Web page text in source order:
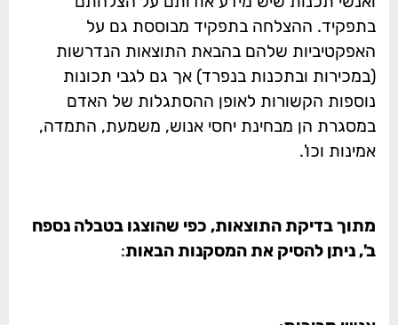
בתפקיד. ההצלחה בתפקיד מבוססת גם על
האפקטיביות שלהם בהבאת התוצאות הנדרשות
(במכירות ובתכנות בנפרד) אך גם לגבי תכונות
נוספות הקשורות לאופן ההסתגלות של האדם
במסגרת הן מבחינת יחסי אנוש, משמעת, התמדה,
אמינות וכו'.
מתוך בדיקת התוצאות, כפי שהוצגו בטבלה נספח
ב', ניתן להסיק את המסקנות הבאות: